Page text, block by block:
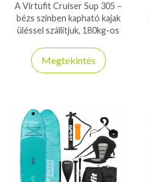
A Virtufit Cruiser Sup 305 –
bézs színben kapható kajak
üléssel szállítjuk, 180kg-os
biztonságos deszka!
Megtekintés